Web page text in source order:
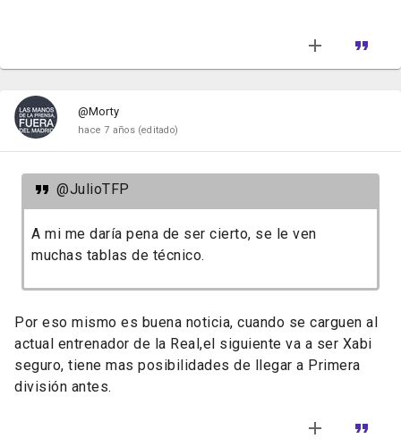
@Morty
hace 7 años (editado)
@JulioTFP
A mi me daría pena de ser cierto, se le ven
muchas tablas de técnico.
Por eso mismo es buena noticia, cuando se carguen al
actual entrenador de la Real,el siguiente va a ser Xabi
seguro, tiene mas posibilidades de llegar a Primera
división antes.